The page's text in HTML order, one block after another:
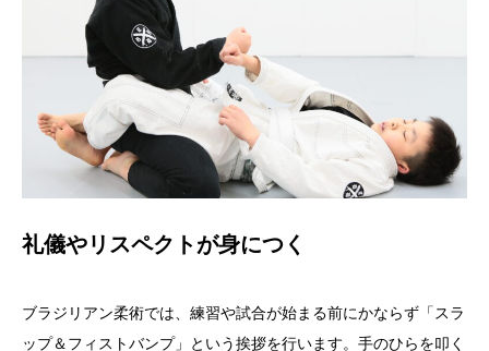
礼儀やリスペクトが身につく
ブラジリアン柔術では、練習や試合が始まる前にかならず「スラ
ップ＆フィストバンプ」という挨拶を行います。手のひらを叩く